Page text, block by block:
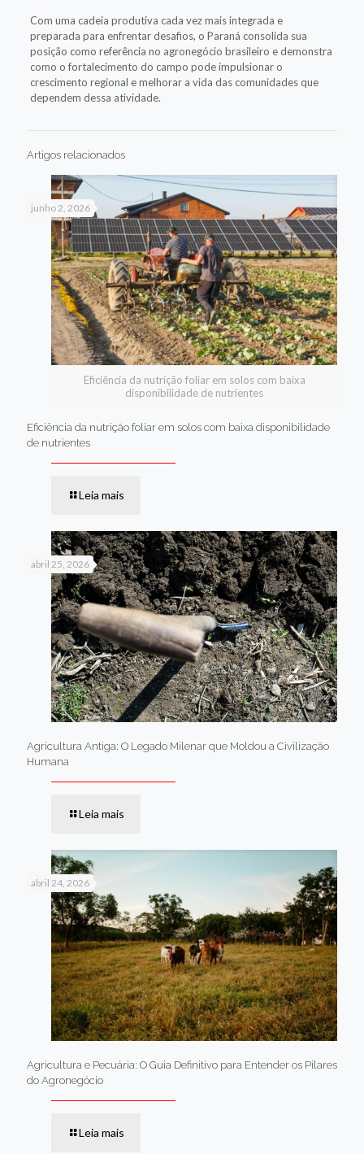
Com uma cadeia produtiva cada vez mais integrada e
preparada para enfrentar desafios, o Paraná consolida sua
posição como referência no agronegócio brasileiro e demonstra
como o fortalecimento do campo pode impulsionar o
crescimento regional e melhorar a vida das comunidades que
dependem dessa atividade.
Artigos relacionados
Eficiência da nutrição foliar em solos com baixa
disponibilidade de nutrientes
junho 2, 2026
Eficiência da nutrição foliar em solos com baixa disponibilidade
de nutrientes
Leia mais
abril 25, 2026
Agricultura Antiga: O Legado Milenar que Moldou a Civilização
Humana
Leia mais
abril 24, 2026
Agricultura e Pecuária: O Guia Definitivo para Entender os Pilares
do Agronegócio
Leia mais